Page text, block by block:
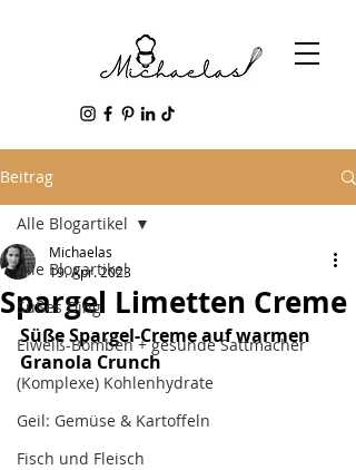
Beitrag
Alle Blogartikel
Süßes Ding
Eiweiß-Bomben + gesunde Sattmacher
(Komplexe) Kohlenhydrate
Geil: Gemüse & Kartoffeln
Fisch und Fleisch
Alle Blogartikel
Spargel Limetten Creme
Michaelas
19. Apr. 2023
Süße Spargel-Creme auf warmen
Granola Crunch